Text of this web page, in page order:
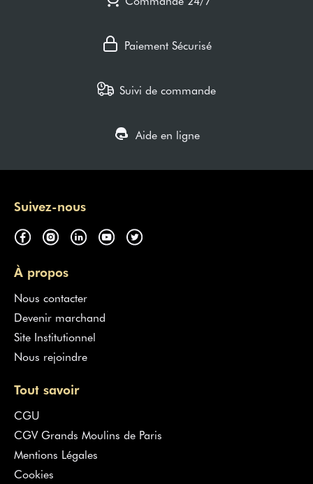
Paiement Sécurisé
Suivi de commande
Aide en ligne
Suivez-nous
À propos
Nous contacter
Devenir marchand
Site Institutionnel
Nous rejoindre
Tout savoir
CGU
CGV Grands Moulins de Paris
Mentions Légales
Cookies